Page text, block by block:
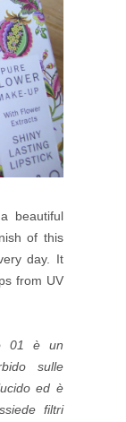
beautiful
of this
day. It
from UV
01 è un
sulle
ed è
filtri